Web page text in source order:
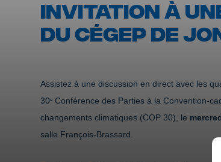
INVITATION À
DU CÉGEP DE
Assistez à une discussion en direct avec les
30e Conférence des Parties à la Convention-
changements climatiques (COP 30), le
salle François-Brassard.